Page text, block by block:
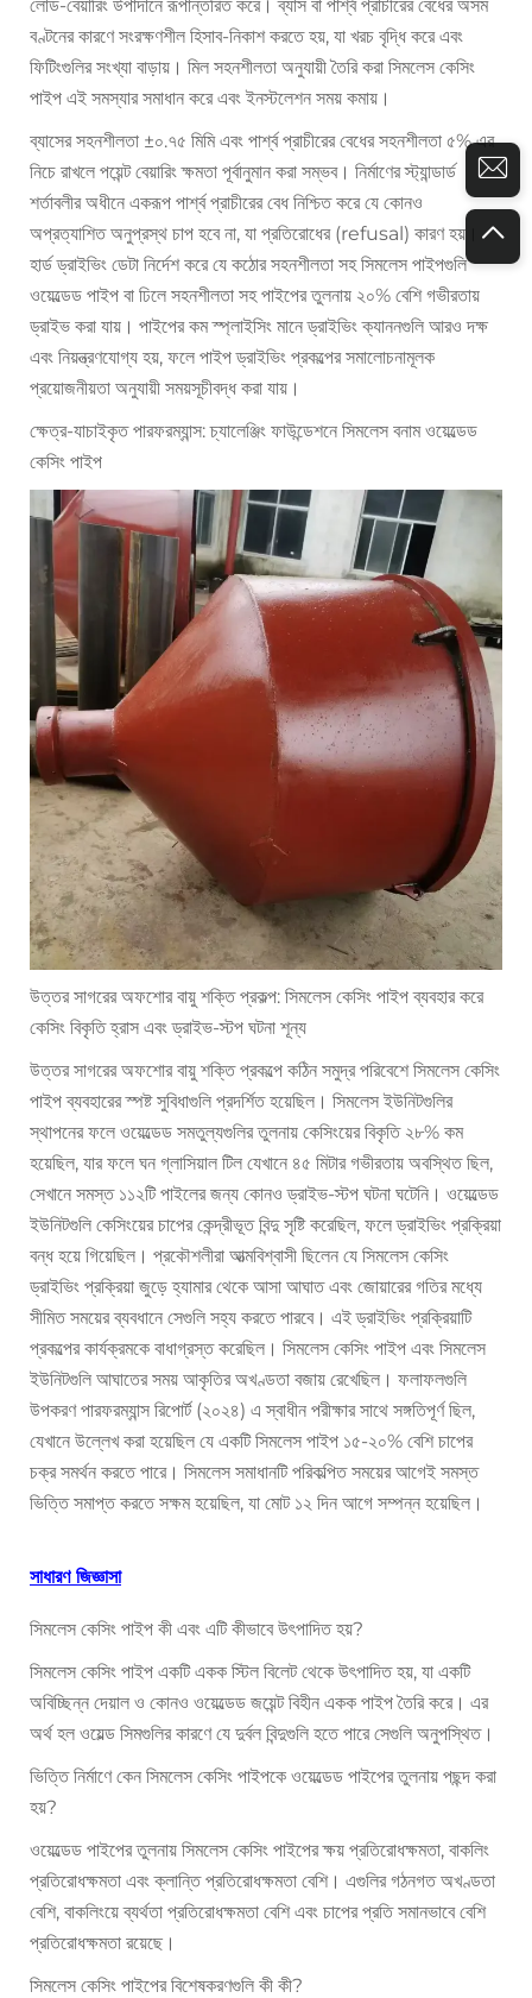
লোড-বেয়ারিং উপাদানে রূপান্তরিত করে। ব্যাস বা পার্শ্ব প্রাচীরের বেধের অসম
বণ্টনের কারণে সংরক্ষণশীল হিসাব-নিকাশ করতে হয়, যা খরচ বৃদ্ধি করে এবং
ফিটিংগুলির সংখ্যা বাড়ায়। মিল সহনশীলতা অনুযায়ী তৈরি করা সিমলেস কেসিং
পাইপ এই সমস্যার সমাধান করে এবং ইনস্টলেশন সময় কমায়।
ব্যাসের সহনশীলতা ±০.৭৫ মিমি এবং পার্শ্ব প্রাচীরের বেধের সহনশীলতা ৫% এর
নিচে রাখলে পয়েন্ট বেয়ারিং ক্ষমতা পূর্বানুমান করা সম্ভব। নির্মাণের স্ট্যান্ডার্ড
শর্তাবলীর অধীনে একরূপ পার্শ্ব প্রাচীরের বেধ নিশ্চিত করে যে কোনও
অপ্রত্যাশিত অনুপ্রস্থ চাপ হবে না, যা প্রতিরোধের (refusal) কারণ হয়।
হার্ড ড্রাইভিং ডেটা নির্দেশ করে যে কঠোর সহনশীলতা সহ সিমলেস পাইপগুলি
ওয়েল্ডেড পাইপ বা ঢিলে সহনশীলতা সহ পাইপের তুলনায় ২০% বেশি গভীরতায়
ড্রাইভ করা যায়। পাইপের কম স্প্লাইসিং মানে ড্রাইভিং ক্যাননগুলি আরও দক্ষ
এবং নিয়ন্ত্রণযোগ্য হয়, ফলে পাইপ ড্রাইভিং প্রকল্পের সমালোচনামূলক
প্রয়োজনীয়তা অনুযায়ী সময়সূচীবদ্ধ করা যায়।
ক্ষেত্র-যাচাইকৃত পারফরম্যান্স: চ্যালেঞ্জিং ফাউন্ডেশনে সিমলেস বনাম ওয়েল্ডেড
কেসিং পাইপ
উত্তর সাগরের অফশোর বায়ু শক্তি প্রকল্প: সিমলেস কেসিং পাইপ ব্যবহার করে
কেসিং বিকৃতি হ্রাস এবং ড্রাইভ-স্টপ ঘটনা শূন্য
উত্তর সাগরের অফশোর বায়ু শক্তি প্রকল্পে কঠিন সমুদ্র পরিবেশে সিমলেস কেসিং
পাইপ ব্যবহারের স্পষ্ট সুবিধাগুলি প্রদর্শিত হয়েছিল। সিমলেস ইউনিটগুলির
স্থাপনের ফলে ওয়েল্ডেড সমতুল্যগুলির তুলনায় কেসিংয়ের বিকৃতি ২৮% কম
হয়েছিল, যার ফলে ঘন গ্লাসিয়াল টিল যেখানে ৪৫ মিটার গভীরতায় অবস্থিত ছিল,
সেখানে সমস্ত ১১২টি পাইলের জন্য কোনও ড্রাইভ-স্টপ ঘটনা ঘটেনি। ওয়েল্ডেড
ইউনিটগুলি কেসিংয়ের চাপের কেন্দ্রীভূত বিন্দু সৃষ্টি করেছিল, ফলে ড্রাইভিং প্রক্রিয়া
বন্ধ হয়ে গিয়েছিল। প্রকৌশলীরা আত্মবিশ্বাসী ছিলেন যে সিমলেস কেসিং
ড্রাইভিং প্রক্রিয়া জুড়ে হ্যামার থেকে আসা আঘাত এবং জোয়ারের গতির মধ্যে
সীমিত সময়ের ব্যবধানে সেগুলি সহ্য করতে পারবে। এই ড্রাইভিং প্রক্রিয়াটি
প্রকল্পের কার্যক্রমকে বাধাগ্রস্ত করেছিল। সিমলেস কেসিং পাইপ এবং সিমলেস
ইউনিটগুলি আঘাতের সময় আকৃতির অখণ্ডতা বজায় রেখেছিল। ফলাফলগুলি
উপকরণ পারফরম্যান্স রিপোর্ট (২০২৪) এ স্বাধীন পরীক্ষার সাথে সঙ্গতিপূর্ণ ছিল,
যেখানে উল্লেখ করা হয়েছিল যে একটি সিমলেস পাইপ ১৫-২০% বেশি চাপের
চক্র সমর্থন করতে পারে। সিমলেস সমাধানটি পরিকল্পিত সময়ের আগেই সমস্ত
ভিত্তি সমাপ্ত করতে সক্ষম হয়েছিল, যা মোট ১২ দিন আগে সম্পন্ন হয়েছিল।
সাধারণ জিজ্ঞাসা
সিমলেস কেসিং পাইপ কী এবং এটি কীভাবে উৎপাদিত হয়?
সিমলেস কেসিং পাইপ একটি একক স্টিল বিলেট থেকে উৎপাদিত হয়, যা একটি
অবিচ্ছিন্ন দেয়াল ও কোনও ওয়েল্ডেড জয়েন্ট বিহীন একক পাইপ তৈরি করে। এর
অর্থ হল ওয়েল্ড সিমগুলির কারণে যে দুর্বল বিন্দুগুলি হতে পারে সেগুলি অনুপস্থিত।
ভিত্তি নির্মাণে কেন সিমলেস কেসিং পাইপকে ওয়েল্ডেড পাইপের তুলনায় পছন্দ করা
হয়?
ওয়েল্ডেড পাইপের তুলনায় সিমলেস কেসিং পাইপের ক্ষয় প্রতিরোধক্ষমতা, বাকলিং
প্রতিরোধক্ষমতা এবং ক্লান্তি প্রতিরোধক্ষমতা বেশি। এগুলির গঠনগত অখণ্ডতা
বেশি, বাকলিংয়ে ব্যর্থতা প্রতিরোধক্ষমতা বেশি এবং চাপের প্রতি সমানভাবে বেশি
প্রতিরোধক্ষমতা রয়েছে।
সিমলেস কেসিং পাইপের বিশেষকরণগুলি কী কী?